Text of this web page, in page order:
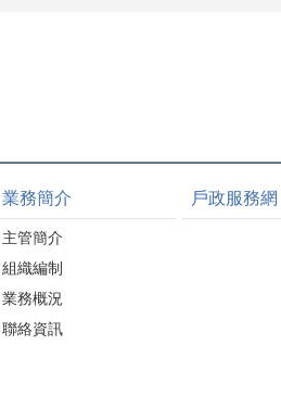
業務簡介
主管簡介
組織編制
業務概況
聯絡資訊
戶政服務網